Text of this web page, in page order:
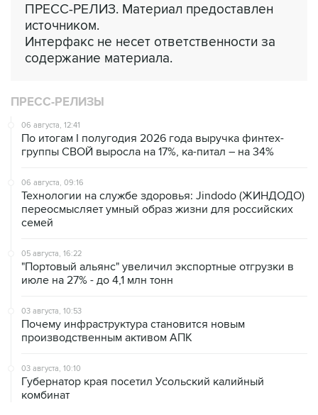
ПРЕСС-РЕЛИЗ. Материал предоставлен
источником.
Интерфакс не несет ответственности за
содержание материала.
ПРЕСС-РЕЛИЗЫ
06 августа, 12:41
По итогам I полугодия 2026 года выручка финтех-
группы СВОЙ выросла на 17%, ка-питал – на 34%
06 августа, 09:16
Технологии на службе здоровья: Jindodo (ЖИНДОДО)
переосмысляет умный образ жизни для российских
семей
05 августа, 16:22
"Портовый альянс" увеличил экспортные отгрузки в
июле на 27% - до 4,1 млн тонн
03 августа, 10:53
Почему инфраструктура становится новым
производственным активом АПК
03 августа, 10:10
Губернатор края посетил Усольский калийный
комбинат